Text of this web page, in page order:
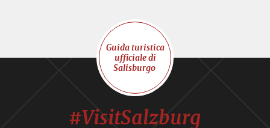
Guida turistica
ufficiale di
Salisburgo
#VisitSalzburg